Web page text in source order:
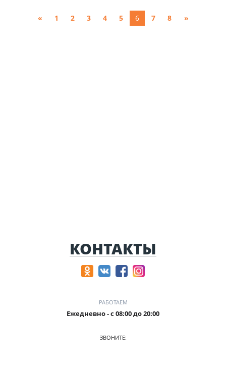
« 1 2 3 4 5 6 7 8 »
КОНТАКТЫ
РАБОТАЕМ
Ежедневно - с 08:00 до 20:00
ЗВОНИТЕ: